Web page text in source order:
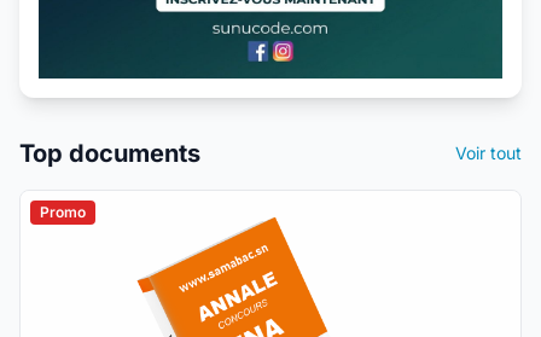
Top documents Voir tout
Promo